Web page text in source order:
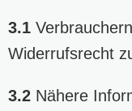
3.1
Widerrufsrecht
3.2 Nähere